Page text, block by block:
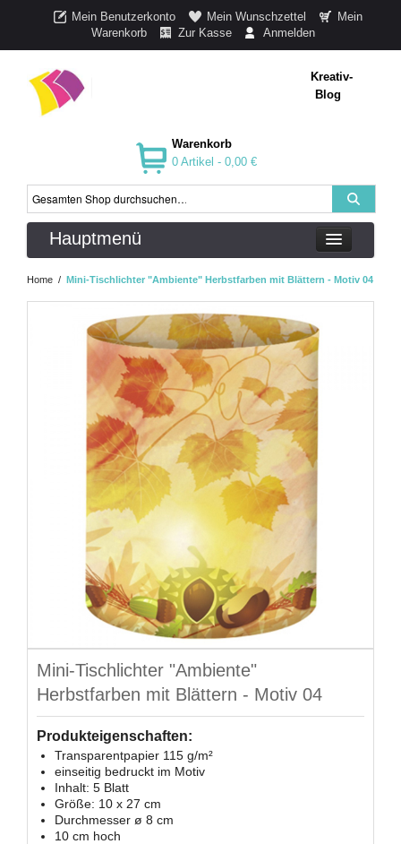
Mein Benutzerkonto Mein Wunschzettel
Mein
Warenkorb
Zur Kasse Anmelden
Kreativ-
Blog
Warenkorb
0 Artikel - 0,00 €
Hauptmenü
Home / Mini-Tischlichter "Ambiente" Herbstfarben mit Blättern - Motiv 04
Mini-Tischlichter "Ambiente"
Herbstfarben mit Blättern - Motiv 04
Produkteigenschaften:
Transparentpapier 115 g/m²
einseitig bedruckt im Motiv
Inhalt: 5 Blatt
Größe: 10 x 27 cm
Durchmesser ø 8 cm
10 cm hoch